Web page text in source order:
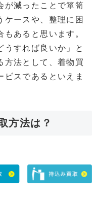
が減ったことで箪笥
ケースや、整理に困
あると思います。
うすれば良いか」と
方法として、着物買
ビスであるといえま
方法は？